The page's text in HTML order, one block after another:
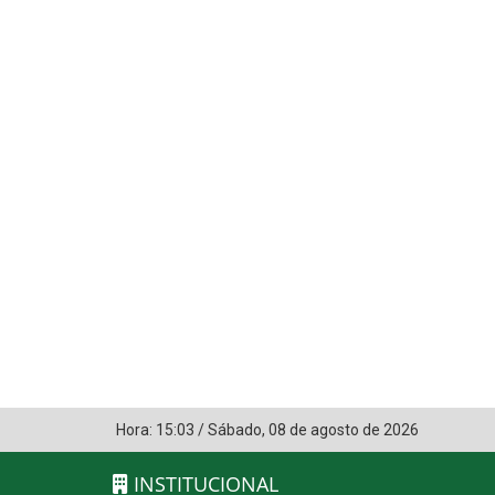
Hora: 15:03 /Sábado, 08 de agosto de 2026
INSTITUCIONAL